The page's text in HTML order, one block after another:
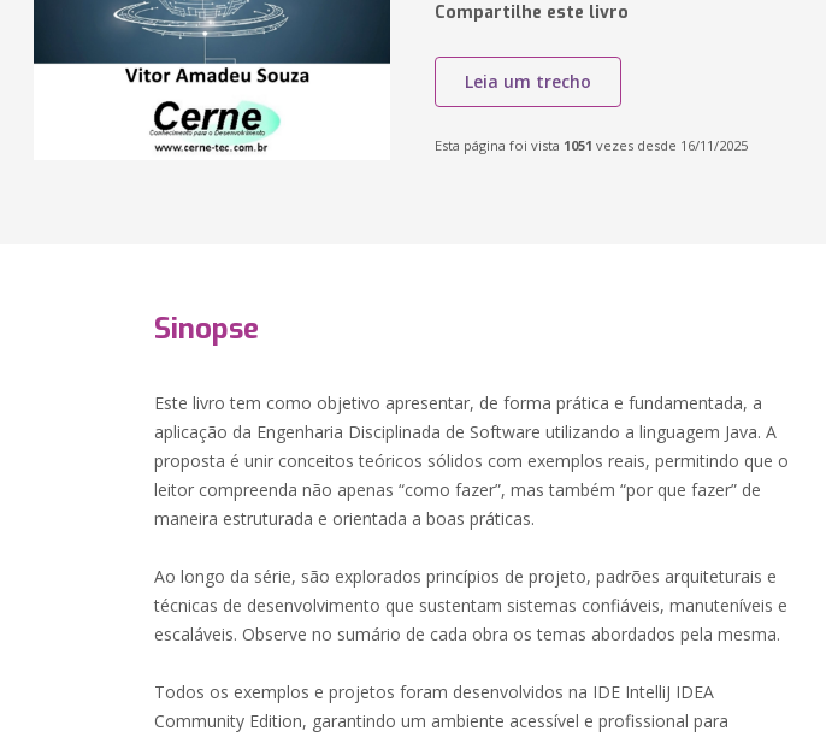
Compartilhe este livro
Leia um trecho
Esta página foi vista 1051 vezes desde 16/11/2025
Sinopse
Este livro tem como objetivo apresentar, de forma prática e fundamentada, a
aplicação da Engenharia Disciplinada de Software utilizando a linguagem Java. A
proposta é unir conceitos teóricos sólidos com exemplos reais, permitindo que o
leitor compreenda não apenas “como fazer”, mas também “por que fazer” de
maneira estruturada e orientada a boas práticas.
Ao longo da série, são explorados princípios de projeto, padrões arquiteturais e
técnicas de desenvolvimento que sustentam sistemas confiáveis, manuteníveis e
escaláveis. Observe no sumário de cada obra os temas abordados pela mesma.
Todos os exemplos e projetos foram desenvolvidos na IDE IntelliJ IDEA
Community Edition, garantindo um ambiente acessível e profissional para